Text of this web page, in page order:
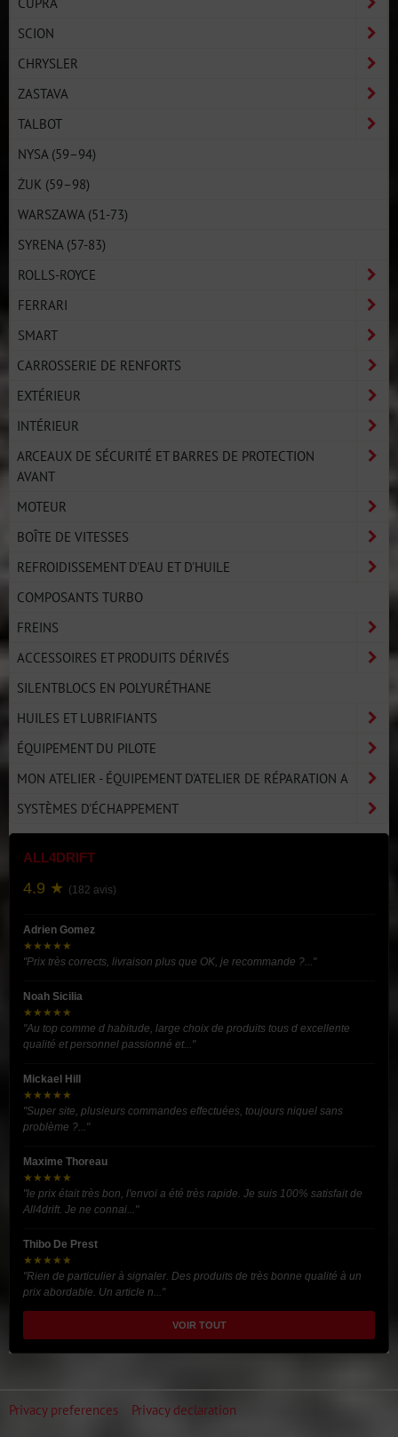
SCION
CHRYSLER
ZASTAVA
TALBOT
NYSA (59–94)
ŻUK (59–98)
WARSZAWA (51-73)
SYRENA (57-83)
ROLLS-ROYCE
FERRARI
SMART
CARROSSERIE DE RENFORTS
EXTÉRIEUR
INTÉRIEUR
ARCEAUX DE SÉCURITÉ ET BARRES DE PROTECTION
AVANT
MOTEUR
BOÎTE DE VITESSES
REFROIDISSEMENT D'EAU ET D'HUILE
COMPOSANTS TURBO
FREINS
ACCESSOIRES ET PRODUITS DÉRIVÉS
SILENTBLOCS EN POLYURÉTHANE
HUILES ET LUBRIFIANTS
ÉQUIPEMENT DU PILOTE
MON ATELIER - ÉQUIPEMENT D'ATELIER DE RÉPARATION A
SYSTÈMES D'ÉCHAPPEMENT
ALL4DRIFT
4.9 ★ (182 avis)
Adrien Gomez
★★★★★
"Prix très corrects, livraison plus que OK, je recommande ?..."
Noah Sicilia
★★★★★
"Au top comme d habitude, large choix de produits tous d excellente
qualité et personnel passionné et..."
Mickael Hill
★★★★★
"Super site, plusieurs commandes effectuées, toujours niquel sans
problème ?..."
Maxime Thoreau
★★★★★
"le prix était très bon, l'envoi a été très rapide. Je suis 100% satisfait de
All4drift. Je ne connai..."
Thibo De Prest
★★★★★
"Rien de particulier à signaler. Des produits de très bonne qualité à un
prix abordable. Un article n..."
VOIR TOUT
Privacy preferences Privacy declaration